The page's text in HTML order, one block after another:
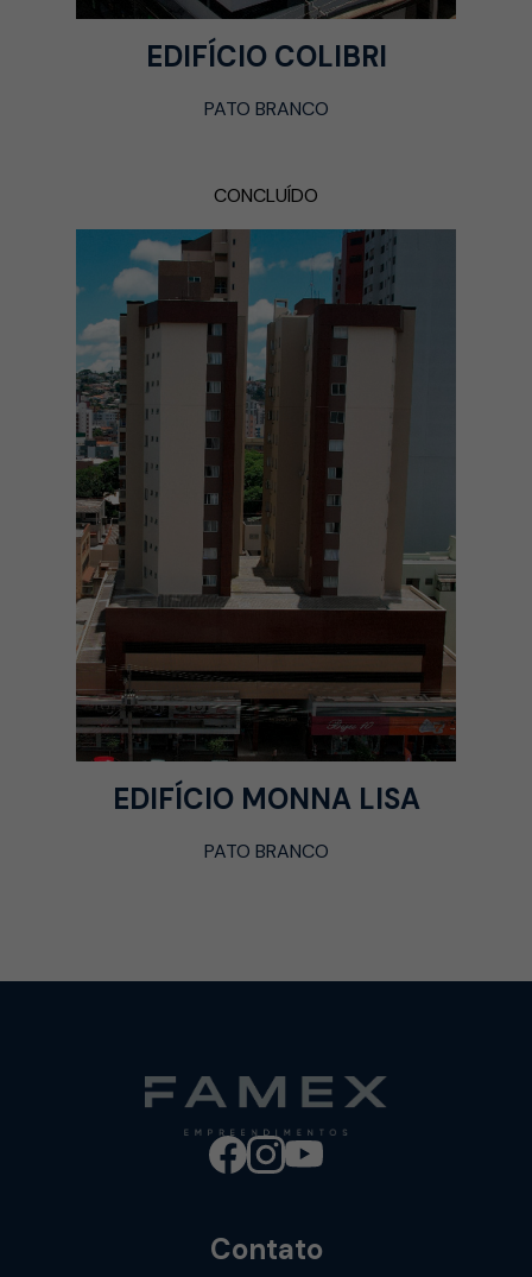
EDIFÍCIO COLIBRI
PATO BRANCO
CONCLUÍDO
EDIFÍCIO MONNA LISA
PATO BRANCO
Contato